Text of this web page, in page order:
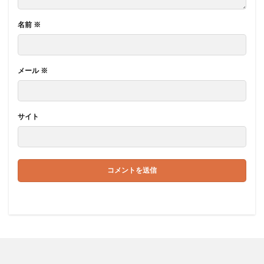
名前 ※
メール ※
サイト